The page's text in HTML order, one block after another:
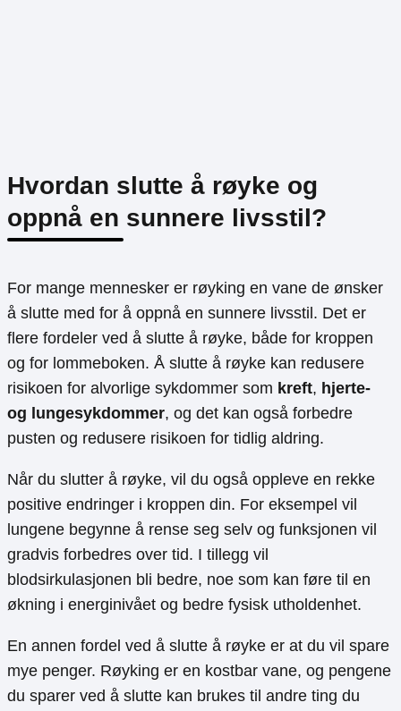
Hvordan slutte å røyke og
oppnå en sunnere livsstil?
For mange mennesker er røyking en vane de ønsker
å slutte med for å oppnå en sunnere livsstil. Det er
flere fordeler ved å slutte å røyke, både for kroppen
og for lommeboken. Å slutte å røyke kan redusere
risikoen for alvorlige sykdommer som kreft, hjerte-
og lungesykdommer, og det kan også forbedre
pusten og redusere risikoen for tidlig aldring.
Når du slutter å røyke, vil du også oppleve en rekke
positive endringer i kroppen din. For eksempel vil
lungene begynne å rense seg selv og funksjonen vil
gradvis forbedres over tid. I tillegg vil
blodsirkulasjonen bli bedre, noe som kan føre til en
økning i energinivået og bedre fysisk utholdenhet.
En annen fordel ved å slutte å røyke er at du vil spare
mye penger. Røyking er en kostbar vane, og pengene
du sparer ved å slutte kan brukes til andre ting du